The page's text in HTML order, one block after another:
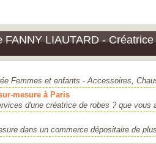
FANNY LIAUTARD -
Femmes et enfants - Accessoires,
mesure à Paris
d'une créatrice de robes ? que vous
dans un commerce dépositaire de